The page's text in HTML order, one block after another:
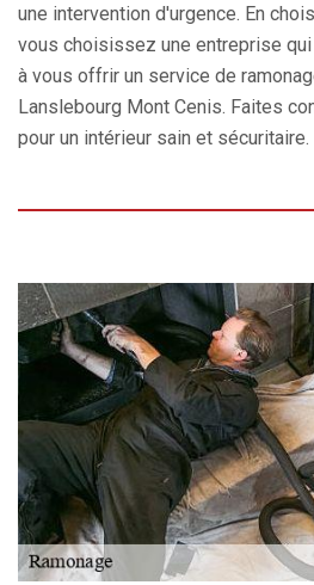
une intervention d'urgence. En
vous choisissez une entreprise
à vous offrir un service de
Lanslebourg Mont Cenis. Faites
pour un intérieur sain et sécuritaire.